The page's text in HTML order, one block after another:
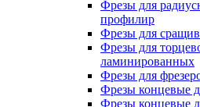
Фрезы для
профилир
Фрезы для
Фрезы для
ламинированных
Фрезы для
Фрезы концевые
Фрезы концевые